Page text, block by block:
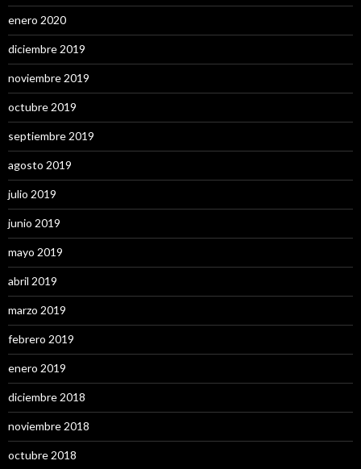
enero 2020
diciembre 2019
noviembre 2019
octubre 2019
septiembre 2019
agosto 2019
julio 2019
junio 2019
mayo 2019
abril 2019
marzo 2019
febrero 2019
enero 2019
diciembre 2018
noviembre 2018
octubre 2018